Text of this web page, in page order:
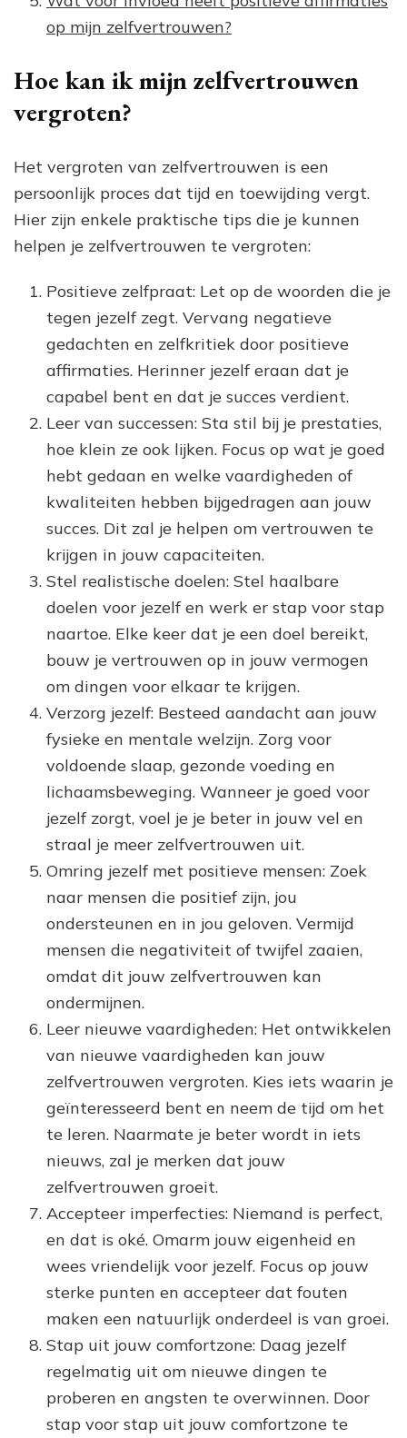
op mijn zelfvertrouwen?
Hoe kan ik mijn zelfvertrouwen
vergroten?
Het vergroten van zelfvertrouwen is een
persoonlijk proces dat tijd en toewijding vergt.
Hier zijn enkele praktische tips die je kunnen
helpen je zelfvertrouwen te vergroten:
Positieve zelfpraat: Let op de woorden die je
tegen jezelf zegt. Vervang negatieve
gedachten en zelfkritiek door positieve
affirmaties. Herinner jezelf eraan dat je
capabel bent en dat je succes verdient.
Leer van successen: Sta stil bij je prestaties,
hoe klein ze ook lijken. Focus op wat je goed
hebt gedaan en welke vaardigheden of
kwaliteiten hebben bijgedragen aan jouw
succes. Dit zal je helpen om vertrouwen te
krijgen in jouw capaciteiten.
Stel realistische doelen: Stel haalbare
doelen voor jezelf en werk er stap voor stap
naartoe. Elke keer dat je een doel bereikt,
bouw je vertrouwen op in jouw vermogen
om dingen voor elkaar te krijgen.
Verzorg jezelf: Besteed aandacht aan jouw
fysieke en mentale welzijn. Zorg voor
voldoende slaap, gezonde voeding en
lichaamsbeweging. Wanneer je goed voor
jezelf zorgt, voel je je beter in jouw vel en
straal je meer zelfvertrouwen uit.
Omring jezelf met positieve mensen: Zoek
naar mensen die positief zijn, jou
ondersteunen en in jou geloven. Vermijd
mensen die negativiteit of twijfel zaaien,
omdat dit jouw zelfvertrouwen kan
ondermijnen.
Leer nieuwe vaardigheden: Het ontwikkelen
van nieuwe vaardigheden kan jouw
zelfvertrouwen vergroten. Kies iets waarin je
geïnteresseerd bent en neem de tijd om het
te leren. Naarmate je beter wordt in iets
nieuws, zal je merken dat jouw
zelfvertrouwen groeit.
Accepteer imperfecties: Niemand is perfect,
en dat is oké. Omarm jouw eigenheid en
wees vriendelijk voor jezelf. Focus op jouw
sterke punten en accepteer dat fouten
maken een natuurlijk onderdeel is van groei.
Stap uit jouw comfortzone: Daag jezelf
regelmatig uit om nieuwe dingen te
proberen en angsten te overwinnen. Door
stap voor stap uit jouw comfortzone te